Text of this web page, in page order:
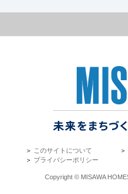
＞ このサイトについて ＞
＞ プライバシーポリシー
Copyright © MISAWA